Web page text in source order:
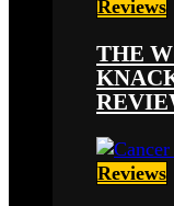
Reviews
THE
Reviews